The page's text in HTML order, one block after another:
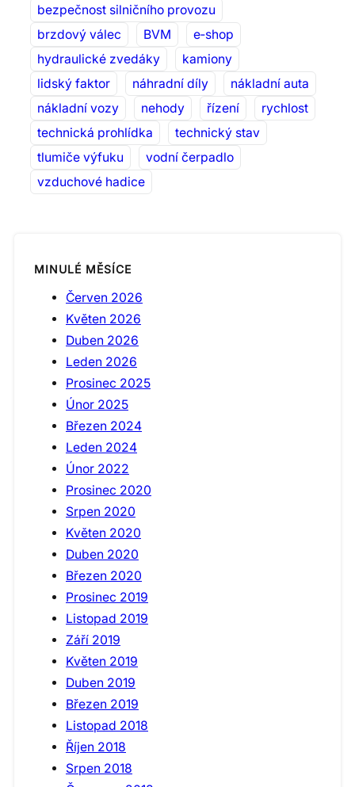
bezpečnost silničního provozu
brzdový válec
BVM
e‑shop
hydraulické zvedáky
kamiony
lidský faktor
náhradní díly
nákladní auta
nákladní vozy
nehody řízení
rychlost
technická prohlídka
technický stav
tlumiče výfuku
vodní čerpadlo
vzduchové hadice
MINULÉ MĚSÍCE
Červen 2026
Květen 2026
Duben 2026
Leden 2026
Prosinec 2025
Únor 2025
Březen 2024
Leden 2024
Únor 2022
Prosinec 2020
Srpen 2020
Květen 2020
Duben 2020
Březen 2020
Prosinec 2019
Listopad 2019
Září 2019
Květen 2019
Duben 2019
Březen 2019
Listopad 2018
Říjen 2018
Srpen 2018